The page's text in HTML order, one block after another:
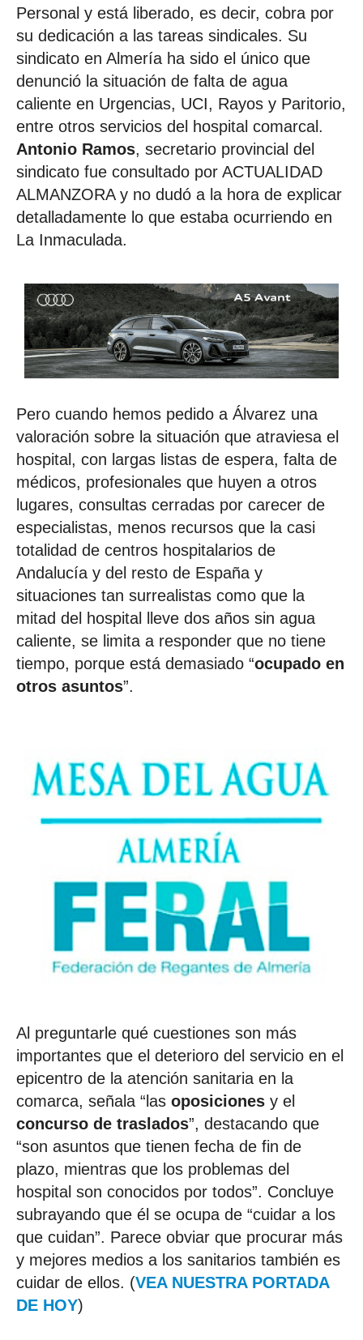
Personal y está liberado, es decir, cobra por
su dedicación a las tareas sindicales. Su
sindicato en Almería ha sido el único que
denunció la situación de falta de agua
caliente en Urgencias, UCI, Rayos y Paritorio,
entre otros servicios del hospital comarcal.
Antonio Ramos, secretario provincial del
sindicato fue consultado por ACTUALIDAD
ALMANZORA y no dudó a la hora de explicar
detalladamente lo que estaba ocurriendo en
La Inmaculada.
Pero cuando hemos pedido a Álvarez una
valoración sobre la situación que atraviesa el
hospital, con largas listas de espera, falta de
médicos, profesionales que huyen a otros
lugares, consultas cerradas por carecer de
especialistas, menos recursos que la casi
totalidad de centros hospitalarios de
Andalucía y del resto de España y
situaciones tan surrealistas como que la
mitad del hospital lleve dos años sin agua
caliente, se limita a responder que no tiene
tiempo, porque está demasiado “ocupado en
otros asuntos”.
Al preguntarle qué cuestiones son más
importantes que el deterioro del servicio en el
epicentro de la atención sanitaria en la
comarca, señala “las oposiciones y el
concurso de traslados”, destacando que
“son asuntos que tienen fecha de fin de
plazo, mientras que los problemas del
hospital son conocidos por todos”. Concluye
subrayando que él se ocupa de “cuidar a los
que cuidan”. Parece obviar que procurar más
y mejores medios a los sanitarios también es
cuidar de ellos. (VEA NUESTRA PORTADA
DE HOY)